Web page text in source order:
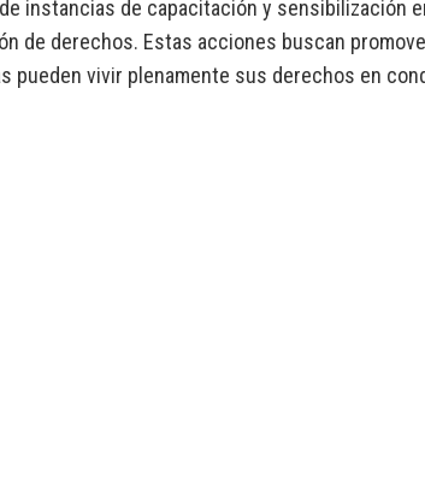
instancias de capacitación y sensibilización
de derechos. Estas acciones buscan
pueden vivir plenamente sus derechos en